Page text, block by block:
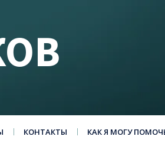
КОНТАКТЫ КАК Я МОГУ